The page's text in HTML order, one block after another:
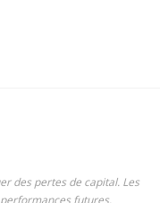
des pertes de capital. Les
futures.